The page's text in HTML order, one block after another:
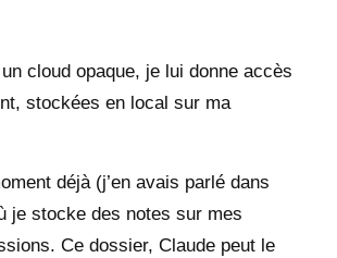
cloud opaque, je lui donne accès
stockées en local sur ma
déjà (j’en avais parlé dans
je stocke des notes sur mes
Ce dossier, Claude peut le